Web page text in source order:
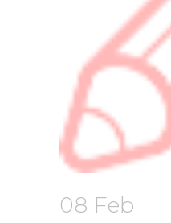
08 Feb